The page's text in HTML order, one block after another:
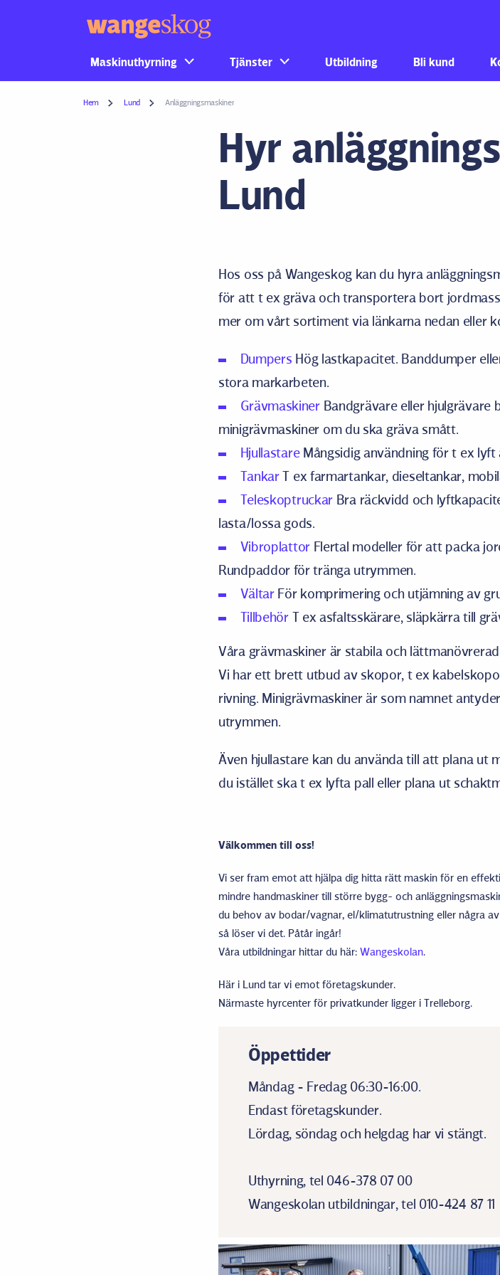
Maskinuthyrning Tjänster Utbildning Bli kund
Hem Lund Anläggningsmaskiner
Hyr
Lund
Hos oss på Wangeskog kan du hyra
för att t ex gräva och transportera bort
mer om vårt sortiment via länkarna nedan eller
Dumpers Hög lastkapacitet. Banddumper
stora markarbeten.
GrävmaskinerBandgrävare eller hjulgrävare
minigrävmaskiner om du ska gräva smått.
HjullastareMångsidig användning för t ex lyft
TankarT ex farmartankar, dieseltankar,
Teleskoptruckar Bra räckvidd och
lasta/lossa gods.
VibroplattorFlertal modeller för att packa
Rundpaddor för tränga utrymmen.
VältarFör komprimering och utjämning av
TillbehörT ex asfaltsskärare, släpkärra till
Våra grävmaskiner är stabila och
Vi har ett brett utbud av skopor, t ex
rivning. Minigrävmaskiner är som namnet
utrymmen.
Även hjullastare kan du använda till att plana ut
du istället ska t ex lyfta pall eller plana ut
Välkommen till oss!
Vi ser fram emot att hjälpa dig hitta rätt maskin för en
mindre handmaskiner till större bygg- och
du behov av bodar/vagnar, el/klimatutrustning eller några
så löser vi det. Påtår ingår!
Våra utbildningar hittar du här: Wangeskolan.
Här i Lund tar vi emot företagskunder.
Närmaste hyrcenter för privatkunder ligger i Trelleborg.
Öppettider
Måndag - Fredag 06:30-16:00.
Endast företagskunder.
Lördag, söndag och helgdag har vi stängt.
Uthyrning, tel 046-378 07 00
Wangeskolan utbildningar, tel 010-424 87 11